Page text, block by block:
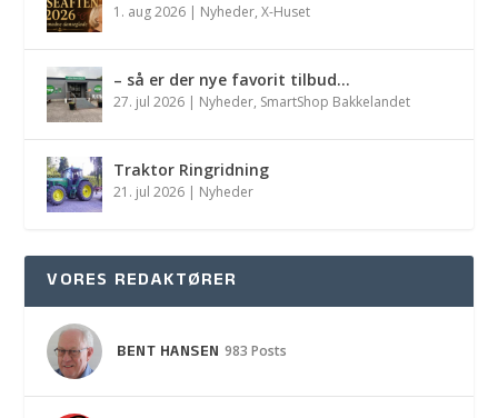
1. aug 2026 | Nyheder,X-Huset
– så er der nye favorit tilbud…
27. jul 2026 | Nyheder, SmartShop Bakkelandet
Traktor Ringridning
21. jul 2026 | Nyheder
VORES REDAKTØRER
BENT HANSEN 983 Posts